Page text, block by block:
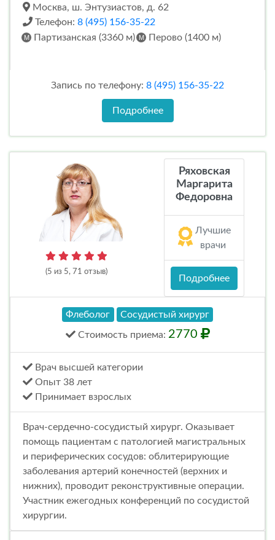
Москва, ш. Энтузиастов, д. 62
Телефон: 8 (495) 156-35-22
Партизанская (3360 м)
Перово (1400 м)
Запись по телефону: 8 (495) 156-35-22
Подробнее
(5 из 5, 71 отзыв)
Ряховская
Маргарита
Федоровна
Лучшие
врачи
Подробнее
Флеболог Сосудистый хирург
Стоимость приема: 2770
Врач высшей категории
Опыт 38 лет
Принимает взрослых
Врач-сердечно-сосудистый хирург. Оказывает
помощь пациентам с патологией магистральных
и периферических сосудов: облитерирующие
заболевания артерий конечностей (верхних и
нижних), проводит реконструктивные операции.
Участник ежегодных конференций по сосудистой
хирургии.